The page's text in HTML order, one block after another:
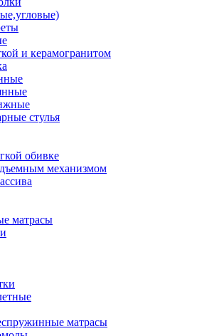
и керамогранитом
стулья
обивке
механизмом
матрасы
матрасы